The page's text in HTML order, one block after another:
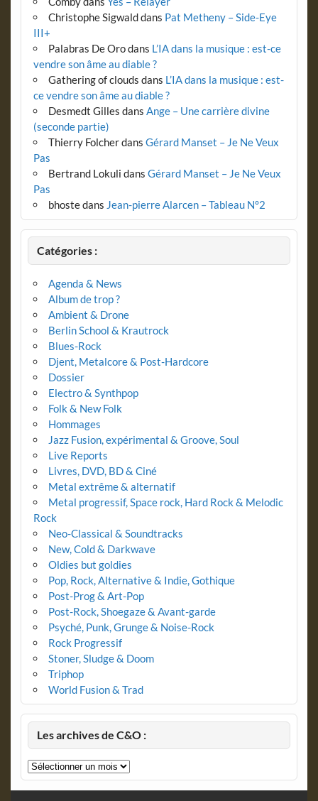
Christophe Sigwalddans Pat Metheny – Side-Eye
III+
Palabras De Orodans L’IA dans la musique : est-ce
vendre son âme au diable ?
Gathering of clouds dans L’IA dans la musique : est-
ce vendre son âme au diable ?
Desmedt Gilles dans Ange – Une carrière divine
(seconde partie)
Thierry Folcherdans Gérard Manset – Je Ne Veux
Pas
Bertrand Lokuli dans Gérard Manset – Je Ne Veux
Pas
bhostedans Jean-pierre Alarcen – Tableau N°2
Catégories :
Agenda & News
Album de trop ?
Ambient & Drone
Berlin School & Krautrock
Blues-Rock
Djent, Metalcore & Post-Hardcore
Dossier
Electro & Synthpop
Folk & New Folk
Hommages
Jazz Fusion, expérimental & Groove, Soul
Live Reports
Livres, DVD, BD & Ciné
Metal extrême & alternatif
Metal progressif, Space rock, Hard Rock & Melodic
Rock
Neo-Classical & Soundtracks
New, Cold & Darkwave
Oldies but goldies
Pop, Rock, Alternative & Indie, Gothique
Post-Prog & Art-Pop
Post-Rock, Shoegaze & Avant-garde
Psyché, Punk, Grunge & Noise-Rock
Rock Progressif
Stoner, Sludge & Doom
Triphop
World Fusion & Trad
Les archives de C&O :
Les
archives